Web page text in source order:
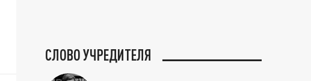
СЛОВО УЧРЕДИТЕЛЯ